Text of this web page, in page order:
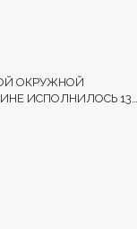
ОКРУЖНОЙ
ИСПОЛНИЛОСЬ 13